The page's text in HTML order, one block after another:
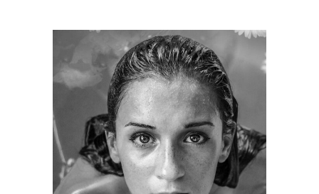
KERATIN
HAIRSTYLE